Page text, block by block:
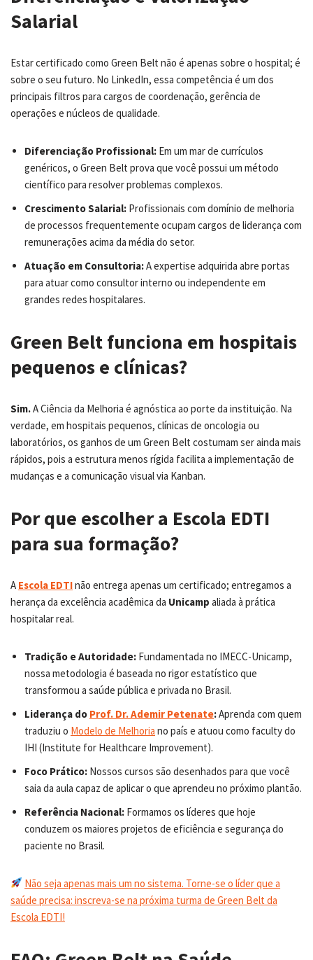
Salarial
Estar certificado como Green Belt não é apenas sobre o hospital; é
sobre o seu futuro. No LinkedIn, essa competência é um dos
principais filtros para cargos de coordenação, gerência de
operações e núcleos de qualidade.
Diferenciação Profissional: Em um mar de currículos
genéricos, o Green Belt prova que você possui um método
científico para resolver problemas complexos.
Crescimento Salarial: Profissionais com domínio de melhoria
de processos frequentemente ocupam cargos de liderança com
remunerações acima da média do setor.
Atuação em Consultoria:A expertise adquirida abre portas
para atuar como consultor interno ou independente em
grandes redes hospitalares.
Green Belt funciona em hospitais
pequenos e clínicas?
Sim.A Ciência da Melhoria é agnóstica ao porte da instituição. Na
verdade, em hospitais pequenos, clínicas de oncologia ou
laboratórios, os ganhos de um Green Belt costumam ser ainda mais
rápidos, pois a estrutura menos rígida facilita a implementação de
mudanças e a comunicação visual via Kanban.
Por que escolher a Escola EDTI
para sua formação?
A Escola EDTInão entrega apenas um certificado; entregamos a
herança da excelência acadêmica da Unicamp aliada à prática
hospitalar real.
Tradição e Autoridade: Fundamentada no IMECC-Unicamp,
nossa metodologia é baseada no rigor estatístico que
transformou a saúde pública e privada no Brasil.
Liderança do Prof. Dr. Ademir Petenate:Aprenda com quem
traduziu o Modelo de Melhoria no país e atuou como faculty do
IHI (Institute for Healthcare Improvement).
Foco Prático: Nossos cursos são desenhados para que você
saia da aula capaz de aplicar o que aprendeu no próximo plantão.
Referência Nacional: Formamos os líderes que hoje
conduzem os maiores projetos de eficiência e segurança do
paciente no Brasil.
Não seja apenas mais um no sistema. Torne-se o líder que a
saúde precisa: inscreva-se na próxima turma de Green Belt da
Escola EDTI!